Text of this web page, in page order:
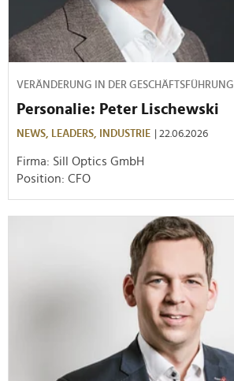
VERÄNDERUNG IN DER GESCHÄFTSFÜHRUNG
Personalie: Peter Lischewski
NEWS, LEADERS, INDUSTRIE | 22.06.2026
Firma: Sill Optics GmbH
Position: CFO